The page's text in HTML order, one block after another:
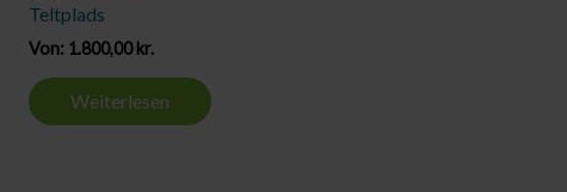
Teltplads
Von: 1.800,00kr.
Weiterlesen